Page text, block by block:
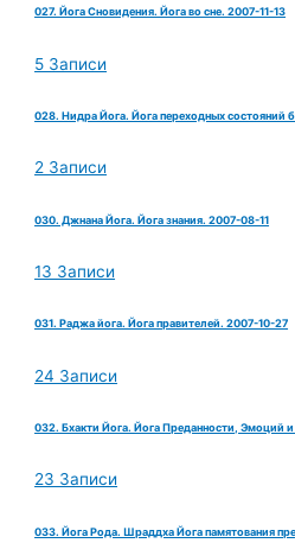
027. Йога Сновидения. Йога во сне. 2007-11-13
5 Записи
028. Нидра Йога. Йога переходных состояний
2 Записи
030. Джнана Йога. Йога знания. 2007-08-11
13 Записи
031. Раджа йога. Йога правителей. 2007-10-27
24 Записи
032. Бхакти Йога. Йога Преданности, Эмоций
23 Записи
033. Йога Рода. Шраддха Йога памятования